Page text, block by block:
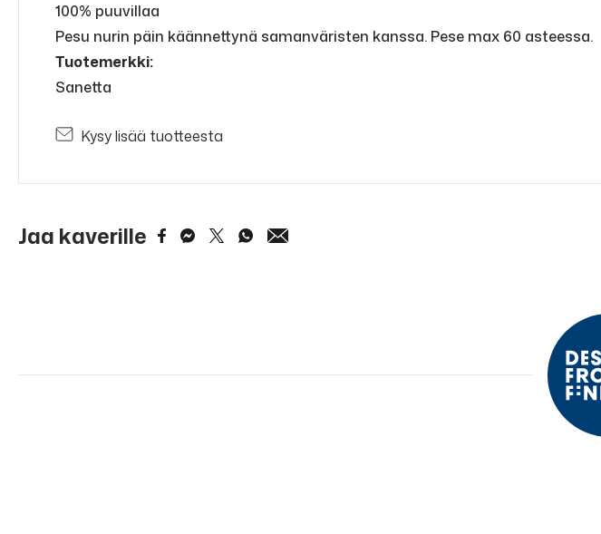
100% puuvillaa
Pesu nurin päin käännettynä samanväristen kanssa. Pese max 60 asteessa.
Tuotemerkki:
Sanetta
Kysy lisää tuotteesta
Jaa kaverille